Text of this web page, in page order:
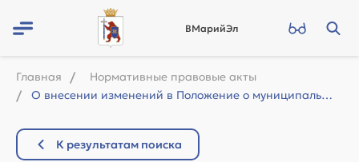
ВМарийЭл
Главная
Нормативные правовые акты
О внесении изменений в Положение о муниципальном жилищном контроле в Сотнурском ...
К результатам поиска